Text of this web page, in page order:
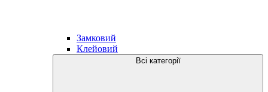
Замковий
Клейовий
Всі категорії